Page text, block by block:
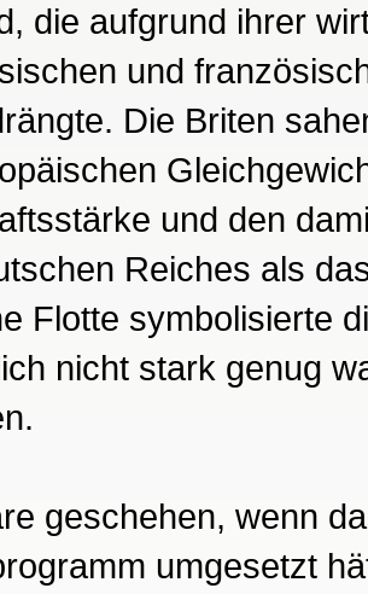
die aufgrund ihrer
und
Die Briten
und den
Reiches als
Flotte symbolisierte
nicht stark genug
geschehen, wenn
umgesetzt